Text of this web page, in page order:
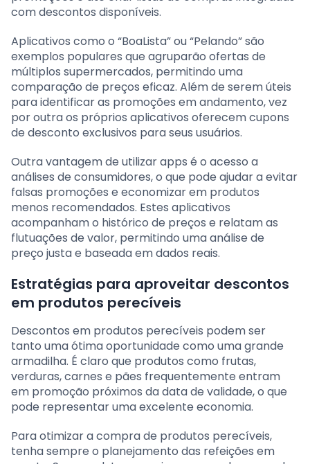
com descontos disponíveis.
Aplicativos como o “BoaLista” ou “Pelando” são
exemplos populares que agruparão ofertas de
múltiplos supermercados, permitindo uma
comparação de preços eficaz. Além de serem úteis
para identificar as promoções em andamento, vez
por outra os próprios aplicativos oferecem cupons
de desconto exclusivos para seus usuários.
Outra vantagem de utilizar apps é o acesso a
análises de consumidores, o que pode ajudar a evitar
falsas promoções e economizar em produtos
menos recomendados. Estes aplicativos
acompanham o histórico de preços e relatam as
flutuações de valor, permitindo uma análise de
preço justa e baseada em dados reais.
Estratégias para aproveitar descontos
em produtos perecíveis
Descontos em produtos perecíveis podem ser
tanto uma ótima oportunidade como uma grande
armadilha. É claro que produtos como frutas,
verduras, carnes e pães frequentemente entram
em promoção próximos da data de validade, o que
pode representar uma excelente economia.
Para otimizar a compra de produtos perecíveis,
tenha sempre o planejamento das refeições em